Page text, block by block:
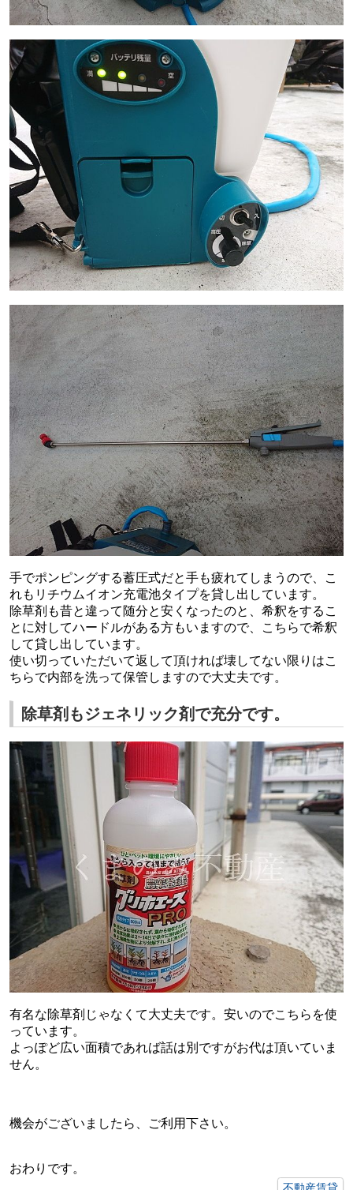
手でポンピングする蓄圧式だと手も疲れてしまうので、こ
れもリチウムイオン充電池タイプを貸し出しています。
除草剤も昔と違って随分と安くなったのと、希釈をするこ
とに対してハードルがある方もいますので、こちらで希釈
して貸し出しています。
使い切っていただいて返して頂ければ壊してない限りはこ
ちらで内部を洗って保管しますので大丈夫です。
除草剤もジェネリック剤で充分です。
有名な除草剤じゃなくて大丈夫です。安いのでこちらを使
っています。
よっぽど広い面積であれば話は別ですがお代は頂いていま
せん。
機会がございましたら、ご利用下さい。
おわりです。